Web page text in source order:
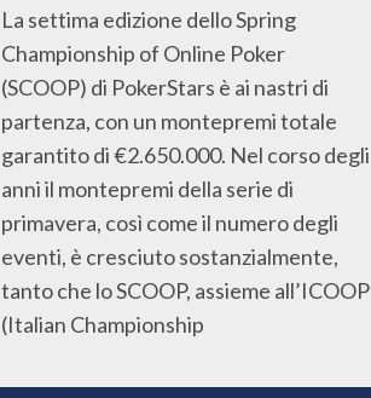
La settima edizione dello Spring
Championship of Online Poker
(SCOOP) di PokerStars è ai nastri di
partenza, con un montepremi totale
garantito di €2.650.000. Nel corso degli
anni il montepremi della serie di
primavera, così come il numero degli
eventi, è cresciuto sostanzialmente,
tanto che lo SCOOP, assieme all’ICOOP
(Italian Championship